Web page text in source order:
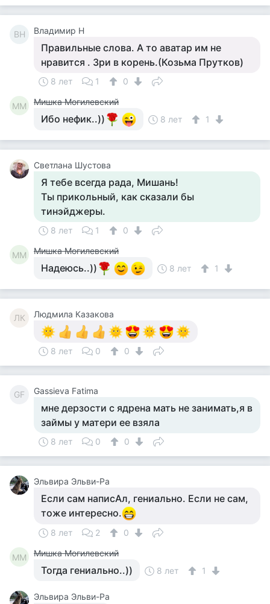
ВН Владимир Н
Правильные слова. А то аватар им не
нравится . Зри в корень.(Козьма Прутков)
8 лет 1 0
ММ Мишка Могилевский
Ибо нефик..)) 8 лет 1
Светлана Шустова
Я тебе всегда рада, Мишань!
Ты прикольный, как сказали бы
тинэйджеры.
8 лет 1 0
ММ Мишка Могилевский
Надеюсь..)) 8 лет 1
ЛК Людмила Казакова
8 лет 0 0
GF Gassieva Fatima
мне дерзости с ядрена мать не занимать,я в
займы у матери ее взяла
8 лет 0 0
Эльвира Эльви-Ра
Если сам написАл, гениально. Если не сам,
тоже интересно.
8 лет 2 0
ММ Мишка Могилевский
Тогда гениально..)) 8 лет 1
Эльвира Эльви-Ра